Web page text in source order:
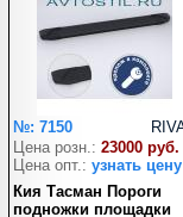
№: 7150
Цена розн.: 23000 руб.
Цена опт.: узнать цену
Кия Тасман Пороги
подножки площадки